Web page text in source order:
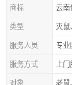
商标 云南
类型 灭
服务人员 专业
服务方式 上
对象 老鼠